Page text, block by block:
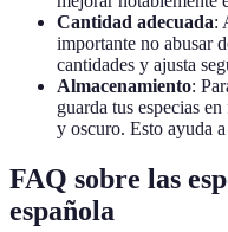
Cantidad adecuada:
importante no abusar
cantidades y ajusta
Almacenamiento:
guarda tus especias
y oscuro. Esto ayuda
FAQ sobre las
española